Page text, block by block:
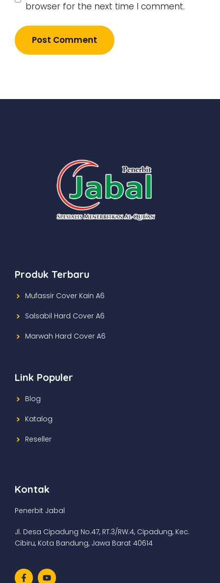
browser for the next time I comment.
Produk Terbaru
Mufassir Cover Kain A6
Salsabil Hard Cover A6
Marwah Hard Cover A6
Link Populer
Blog
Katalog
Reseller
Kontak
Penerbit Jabal
Jl. Desa Cipadung No.47, RT.3/RW.4, Cipadung, Kec.
Cibiru, Kota Bandung, Jawa Barat 40614